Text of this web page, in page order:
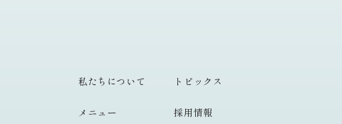
私たちについて
メニュー
トピックス
採用情報